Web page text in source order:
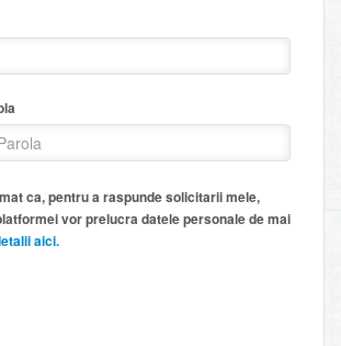
vor prelucra datele personale de mai
aici.